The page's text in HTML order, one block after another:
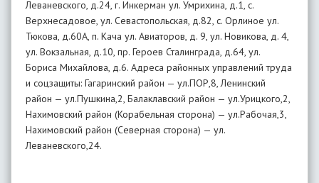
Леваневского, д.24, г. Инкерман ул. Умрихина, д.1, с.
Верхнесадовое, ул. Севастопольская, д.82, с. Орлиное ул.
Тюкова, д.60А, п. Кача ул. Авиаторов, д. 9, ул. Новикова, д. 4,
ул. Вокзальная, д.10, пр. Героев Сталинграда, д.64, ул.
Бориса Михайлова, д.6. Адреса районных управлений труда
и соцзащиты: Гагаринский район — ул.ПОР,8, Ленинский
район — ул.Пушкина,2, Балаклавский район — ул.Урицкого,2,
Нахимовский район (Корабельная сторона) — ул.Рабочая,3,
Нахимовский район (Северная сторона) — ул.
Леваневского,24.